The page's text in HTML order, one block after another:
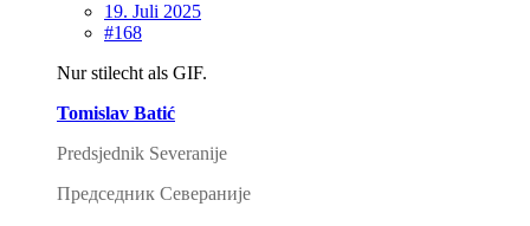
19. Juli 2025
#168
Nur stilecht als GIF.
Tomislav Batić
Predsjednik Severanije
Председник Севераније